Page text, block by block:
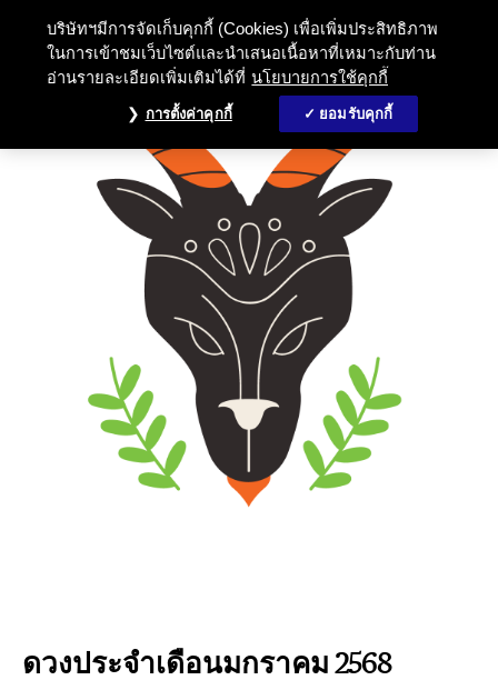
ดวงประจำเดือนมกราคม 2568
บริษัทฯมีการจัดเก็บคุกกี้ (Cookies) เพื่อเพิ่มประสิทธิภาพ
ในการเข้าชมเว็บไซต์และนำเสนอเนื้อหาที่เหมาะกับท่าน
อ่านรายละเอียดเพิ่มเติมได้ที่ นโยบายการใช้คุกกี้
การตั้งค่าคุกกี้ ยอมรับคุกกี้